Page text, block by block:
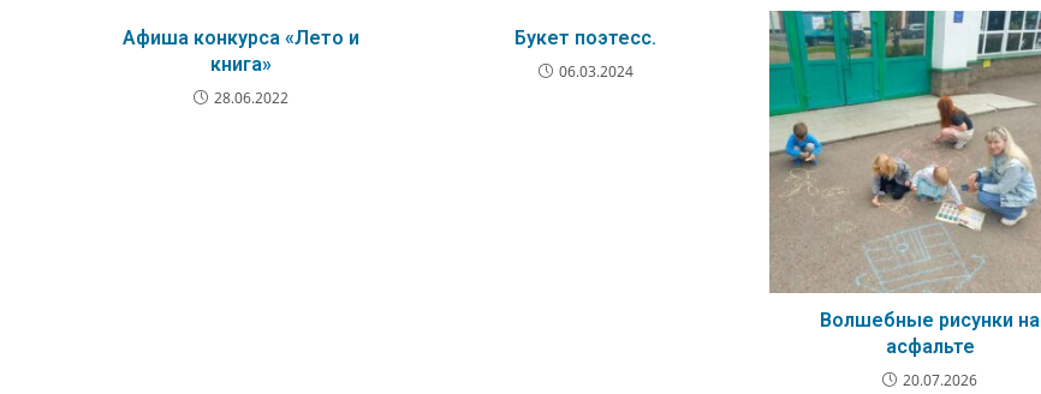
Афиша конкурса «Лето и
книга»
28.06.2022
Букет поэтесс.
06.03.2024
Волшебные рисунки на
асфальте
20.07.2026